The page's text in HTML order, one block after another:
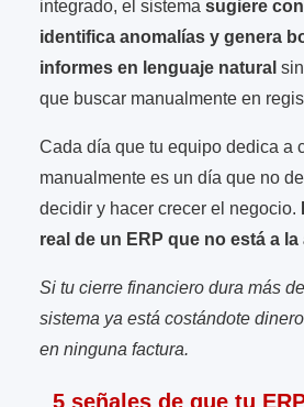
integrado, el sistema sugiere
identifica anomalías y genera
informes en lenguaje natural
que buscar manualmente en
Cada día que tu equipo dedica a
manualmente es un día que no
decidir y hacer crecer el negocio.
real de un ERP que no está a la
Si tu cierre financiero dura más
sistema ya está costándote
en ninguna factura.
5 señales de que tu